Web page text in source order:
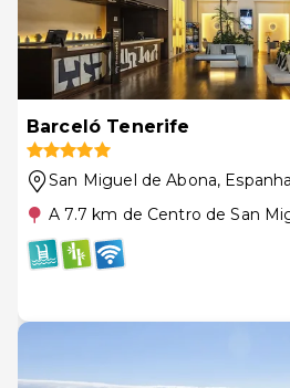
Barceló Tenerife
San Miguel de Abona, Espanha
A 7.7 km de Centro de San